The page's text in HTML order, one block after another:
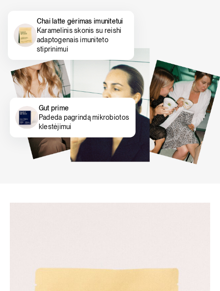
Chai latte gėrimas imunitetui
Karamelinis skonis su reishi
adaptogenais imuniteto
stiprinimui
Gut prime
Padeda pagrindą mikrobiotos
klestėjimui